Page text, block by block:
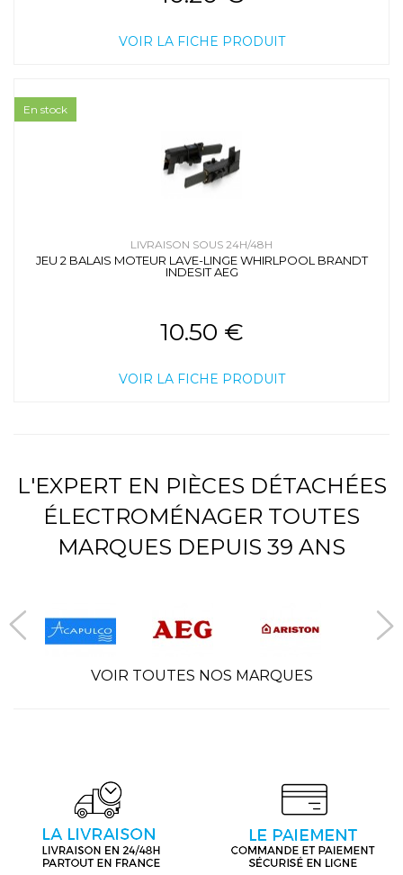
VOIR LA FICHE PRODUIT
LIVRAISON SOUS 24H/48H
JEU 2 BALAIS MOTEUR LAVE-LINGE WHIRLPOOL BRANDT
INDESIT AEG
10.50 €
VOIR LA FICHE PRODUIT
En stock
L'EXPERT EN PIÈCES DÉTACHÉES
ÉLECTROMÉNAGER TOUTES
MARQUES DEPUIS 39 ANS
VOIR TOUTES NOS MARQUES